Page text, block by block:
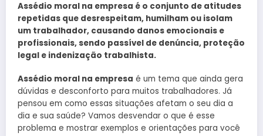
Assédio moral na empresa é o conjunto de atitudes
repetidas que desrespeitam, humilham ou isolam
um trabalhador, causando danos emocionais e
profissionais, sendo passível de denúncia, proteção
legal e indenização trabalhista.
Assédio moral na empresa é um tema que ainda gera
dúvidas e desconforto para muitos trabalhadores. Já
pensou em como essas situações afetam o seu dia a
dia e sua saúde? Vamos desvendar o que é esse
problema e mostrar exemplos e orientações para você